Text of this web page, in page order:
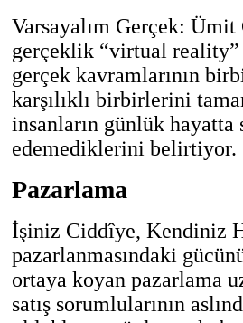
Varsayalım Gerçek: Ümit
gerçeklik “virtual reality”
gerçek kavramlarının
karşılıklı birbirlerini
insanların günlük hayatta
edemediklerini belirtiyor.
Pazarlama
İşiniz Ciddîye, Kendiniz
pazarlanmasındaki
ortaya koyan pazarlama
satış sorumlularının